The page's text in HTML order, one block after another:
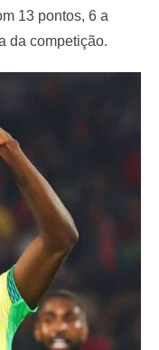
13 pontos, 6 a
da competição.